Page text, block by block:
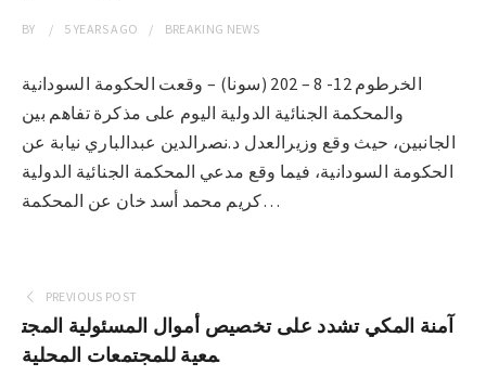
BY 5 YEARSAGO BREAKING NEWS
الخرطوم 12- 8 – 202 (سونا) – وقعت الحكومة السودانية
والمحكمة الجنائية الدولية اليوم على مذكرة تفاهم بين
الجانبين، حيث وقع وزيرالعدل د.نصرالدين عبدالباري نيابة عن
الحكومة السودانية، فيما وقع مدعي المحكمة الجنائية الدولية
كريم محمد أسد خان عن المحكمة…
PREVIOUS POST
آمنة المكي تشدد على تخصيص أموال المسئولية المجت
معية للمجتمعات المحلية